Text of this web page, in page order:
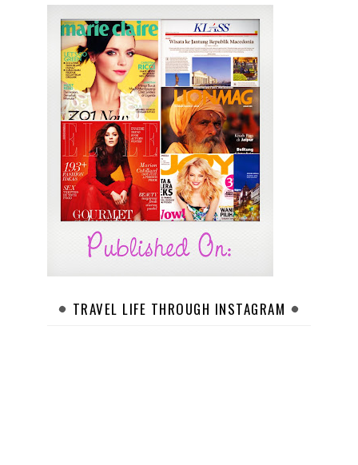
TRAVEL LIFE THROUGH INSTAGRAM